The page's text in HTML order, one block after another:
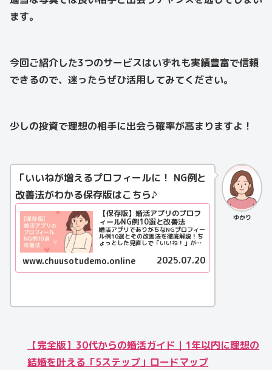
ます。
今回ご紹介した3つのサービスはいずれも実績豊富で信頼
できるので、迷ったらぜひ活用してみてください。
少しの投資で理想の相手に出会う確率が高まりますよ！
ゆかり
「いいねが増えるプロフィールに！ NG例と
改善法がわかる保存版はこちら♪
【保存版】婚活アプリのプロフ
ィールNG例10選と改善法
婚活アプリでありがちなNGプロフィー
ル例10選とその改善法を徹底解説！ち
ょっとした見直しで「いいね！」が増
www.chuusotudemo.online 2025.07.20
【完全版】30代からの婚活ガイド｜1年以内に理想の
結婚を叶える「5ステップ」ロードマップ